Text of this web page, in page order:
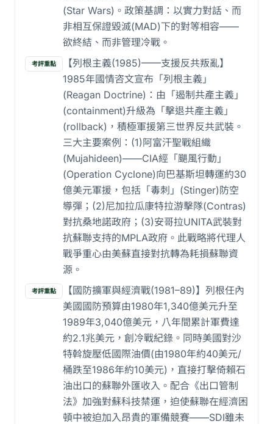
(Star Wars)。政策基調：以實力對話、而
非相互保證毀滅(MAD)下的對等相容——
欲終結、而非管理冷戰。
考評重點
【列根主義(1985)——支援反共叛亂】
1985年國情咨文宣布「列根主義」
(Reagan Doctrine)：由「遏制共產主義」
(containment)升級為「擊退共產主義」
(rollback)，積極軍援第三世界反共武裝。
三大主要案例：(1)阿富汗聖戰組織
(Mujahideen)——CIA經「颶風行動」
(Operation Cyclone)向巴基斯坦轉運約30
億美元軍援，包括「毒刺」(Stinger)防空
導彈；(2)尼加拉瓜康特拉游擊隊(Contras)
對抗桑地諾政府；(3)安哥拉UNITA武裝對
抗蘇聯支持的MPLA政府。此戰略將代理人
戰爭重心由美蘇直接對抗轉為耗損蘇聯資
源。
考評重點
【國防擴軍與經濟戰(1981–89)】列根任內
美國國防預算由1980年1,340億美元升至
1989年3,040億美元，八年間累計軍費達
約2.1兆美元，創冷戰紀錄。同時美國對沙
特斡旋壓低國際油價(由1980年約40美元/
桶跌至1986年約10美元)，直接打擊倚賴石
油出口的蘇聯外匯收入。配合《出口管制
法》加強對蘇科技禁運，迫使蘇聯在經濟困
頓中被迫加入昂貴的軍備競賽——SDI雖未